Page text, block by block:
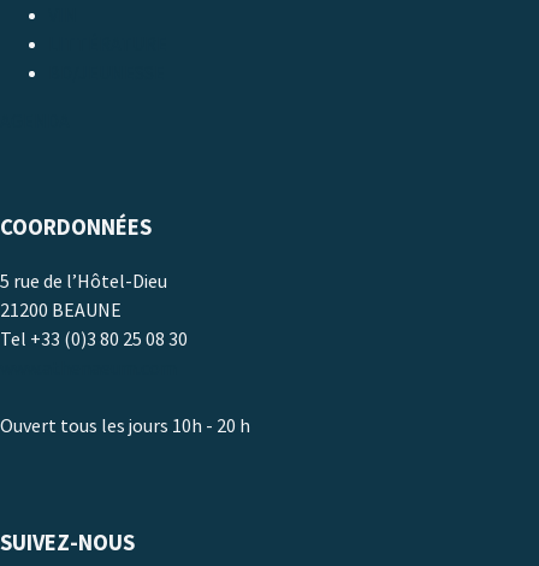
COORDONNÉES
5 rue de l’Hôtel-Dieu
21200 BEAUNE
Tel +33 (0)3 80 25 08 30
Ouvert tous les jours 10h - 20 h
SUIVEZ-NOUS